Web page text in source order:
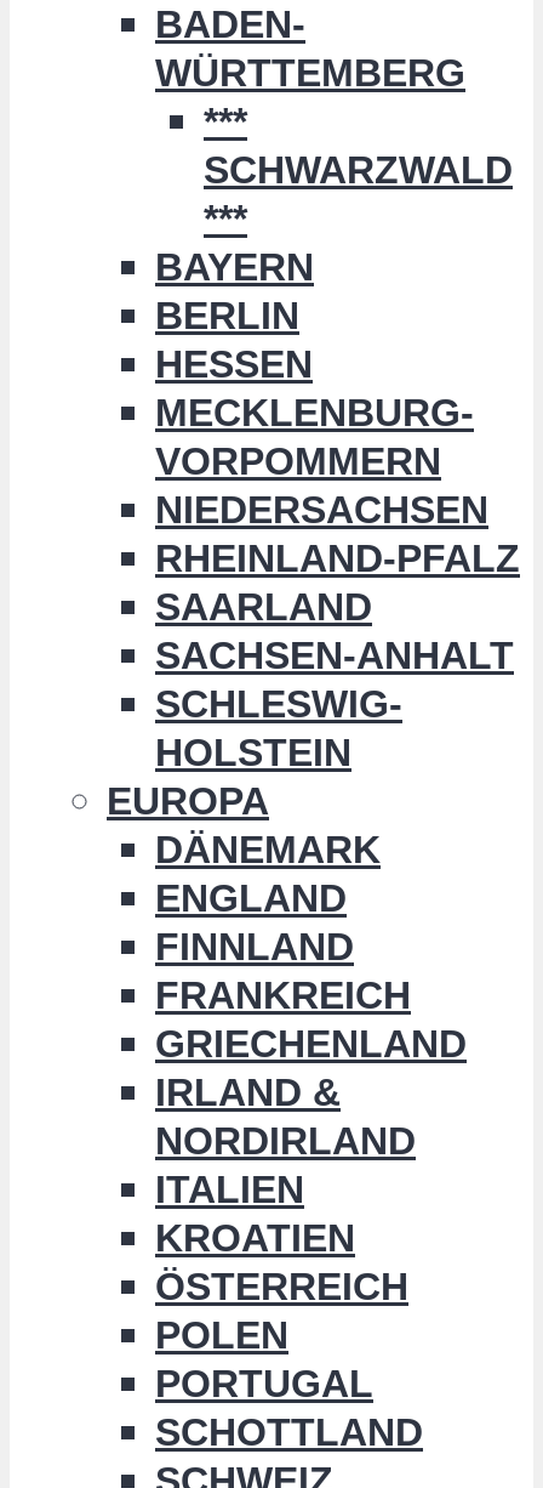
BADEN-
WÜRTTEMBERG
***
SCHWARZWALD
***
BAYERN
BERLIN
HESSEN
MECKLENBURG-
VORPOMMERN
NIEDERSACHSEN
RHEINLAND-PFALZ
SAARLAND
SACHSEN-ANHALT
SCHLESWIG-
HOLSTEIN
EUROPA
DÄNEMARK
ENGLAND
FINNLAND
FRANKREICH
GRIECHENLAND
IRLAND &
NORDIRLAND
ITALIEN
KROATIEN
ÖSTERREICH
POLEN
PORTUGAL
SCHOTTLAND